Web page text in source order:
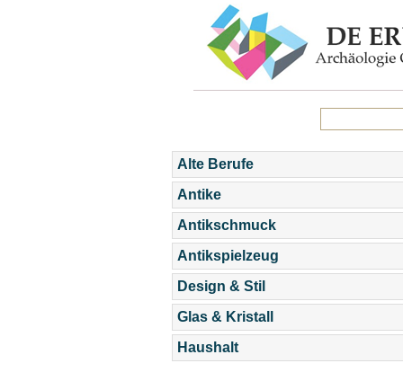
Alte Berufe
Antike
Antikschmuck
Antikspielzeug
Design & Stil
Glas & Kristall
Haushalt